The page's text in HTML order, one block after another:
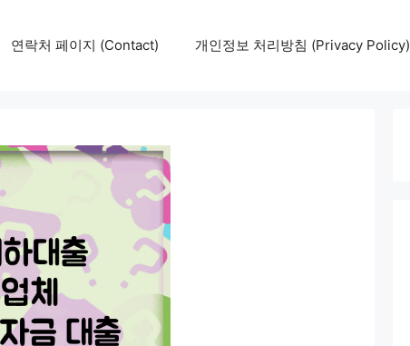
연락처 페이지 (Contact) 개인정보 처리방침 (Privacy Policy)